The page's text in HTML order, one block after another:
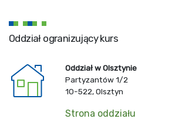
Oddział ogranizujący kurs
Oddział w Olsztynie
Partyzantów 1/2
10-522, Olsztyn
Strona oddziału